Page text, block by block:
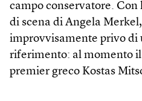
campo conservatore. Con
di scena di Angela
improvvisamente privo di
riferimento: al momento
premier greco Kostas